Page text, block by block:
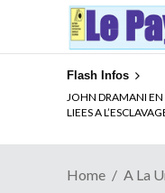
Flash Infos
JOHN DRAMANI
LIEES A
Home A La